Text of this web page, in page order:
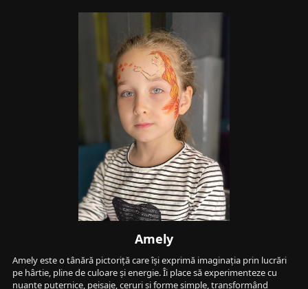
Amely
Amely este o tânără pictoriță care își exprimă imaginația prin lucrări
pe hârtie, pline de culoare și energie. Îi place să experimenteze cu
nuanțe puternice, peisaje, ceruri și forme simple, transformând